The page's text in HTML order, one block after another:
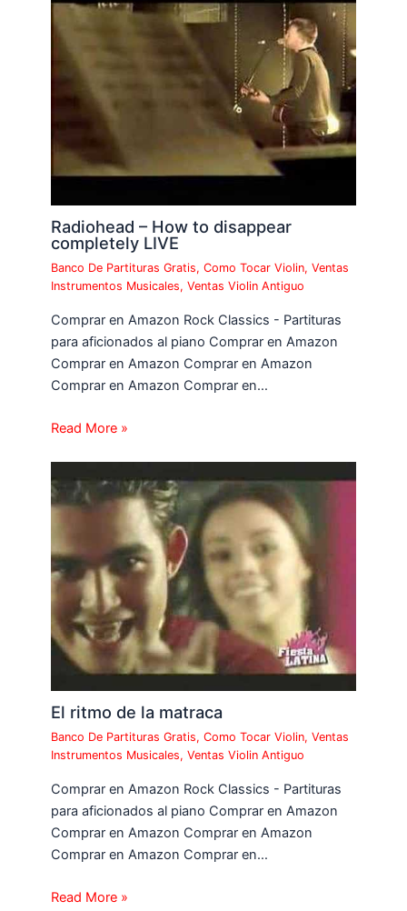
Radiohead – How to disappear
completely LIVE
Banco De Partituras Gratis,Como Tocar Violin,Ventas
Instrumentos Musicales,Ventas Violin Antiguo
Comprar en Amazon Rock Classics - Partituras
para aficionados al piano Comprar en Amazon
Comprar en Amazon Comprar en Amazon
Comprar en Amazon Comprar en…
Read More »
El ritmo de la matraca
Banco De Partituras Gratis,Como Tocar Violin,Ventas
Instrumentos Musicales,Ventas Violin Antiguo
Comprar en Amazon Rock Classics - Partituras
para aficionados al piano Comprar en Amazon
Comprar en Amazon Comprar en Amazon
Comprar en Amazon Comprar en…
Read More »